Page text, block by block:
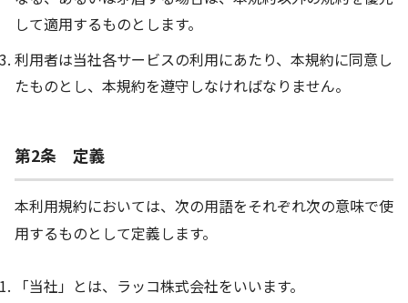
して適用するものとします。
利用者は当社各サービスの利用にあたり、本規約に同意し
たものとし、本規約を遵守しなければなりません。
第2条 定義
本利用規約においては、次の用語をそれぞれ次の意味で使
用するものとして定義します。
「当社」とは、ラッコ株式会社をいいます。